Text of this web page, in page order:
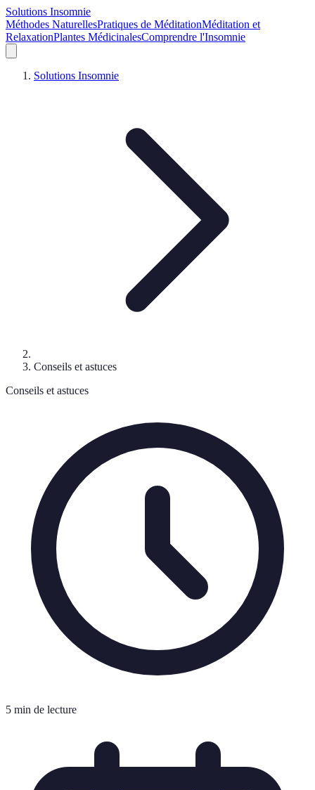
Solutions Insomnie
Méthodes NaturellesPratiques de MéditationMéditation et
RelaxationPlantes MédicinalesComprendre l'Insomnie
Solutions Insomnie
Conseils et astuces
Conseils et astuces
5 min de lecture